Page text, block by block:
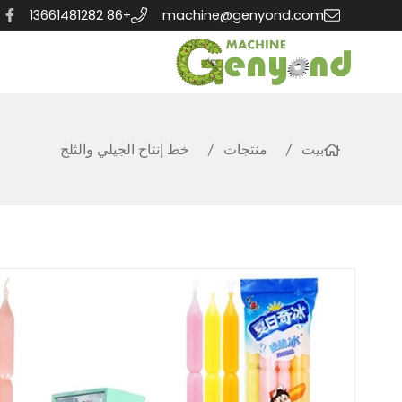
machine@genyond.com
+86 13661481282
بيت منتجات خط إنتاج الجيلي والثلج